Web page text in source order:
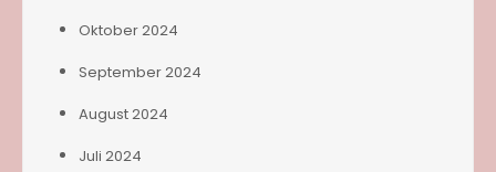
Oktober 2024
September 2024
August 2024
Juli 2024